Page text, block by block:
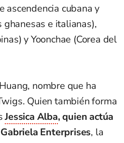
ascendencia cubana y
ghanesas e italianas),
y Yoonchae (Corea del
nombre que ha
Quien también forma
Jessica Alba, quien actúa
Enterprises, la